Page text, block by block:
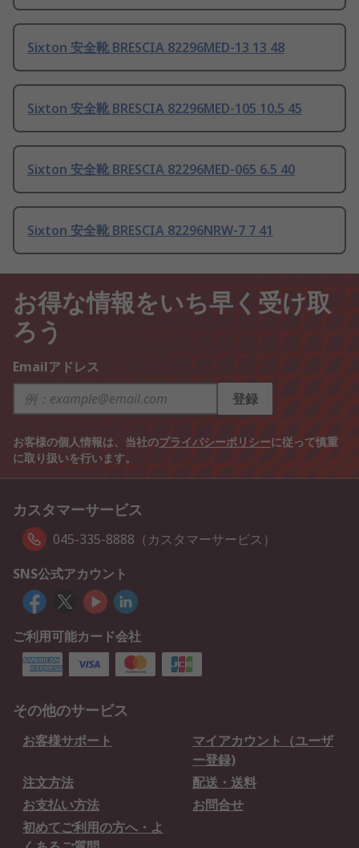
Sixton 安全靴 BRESCIA 82296MED-13 13 48
Sixton 安全靴 BRESCIA 82296MED-105 10.5 45
Sixton 安全靴 BRESCIA 82296MED-065 6.5 40
Sixton 安全靴 BRESCIA 82296NRW-7 7 41
お得な情報をいち早く受け取
ろう
Emailアドレス
登録
お客様の個人情報は、当社のプライバシーポリシーに従って慎重
に取り扱いを行います。
カスタマーサービス
045-335-8888（カスタマーサービス）
SNS公式アカウント
ご利用可能カード会社
その他のサービス
お客様サポート
マイアカウント（ユーザ
ー登録)
注文方法
配送・送料
お支払い方法
お問合せ
初めてご利用の方へ・よ